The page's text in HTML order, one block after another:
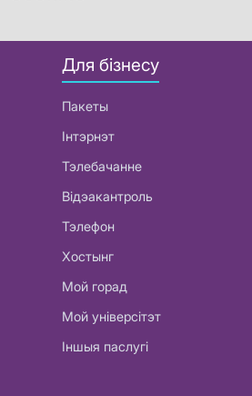
Для бізнесу
Пакеты
Інтэрнэт
Тэлебачанне
Відэакантроль
Тэлефон
Хостынг
Мой горад
Мой універсітэт
Іншыя паслугі